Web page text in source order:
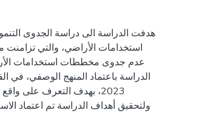
هدفت الدراسة الى دراسة الجدوى
استخدامات الأراضي، والتي
عدم جدوى مخططات استخدامات
2023، بهدف التعرف على
ولتحقيق أهداف الدراسة تم اعتماد